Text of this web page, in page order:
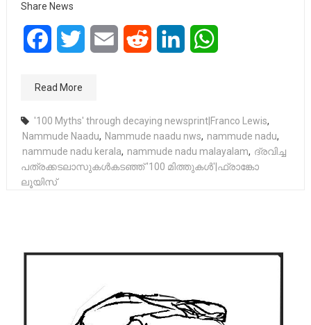
Share News
FacebookTwitter Email Reddit LinkedIn
Read More
'100 Myths' through decaying newsprint|Franco Lewis,
Nammude Naadu, Nammude naadu nws, nammude nadu,
nammude nadu kerala, nammude nadu malayalam, ദ്രവിച്ച
പത്രക്കടലാസുകള്‍കടഞ്ഞ് '100 മിത്തുകള്‍'|ഫ്രാങ്കോ
ലൂയിസ്